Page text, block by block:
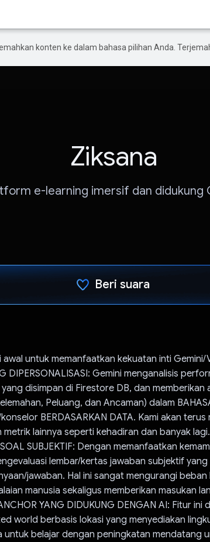
konten ke dalam bahasa pilihan Anda.
Ziksana
e-learning imersif dan didukung
Beri suara
untuk memanfaatkan kekuatan inti Gemini/
DIPERSONALISASI: Gemini menganalisis
disimpan di Firestore DB, dan memberikan
Peluang, dan Ancaman) dalam
BERDASARKAN DATA. Kami akan
lainnya seperti kehadiran dan banyak lagi.
SOAL SUBJEKTIF: Dengan memanfaatkan
lembar/kertas jawaban subjektif
jawaban. Hal ini sangat mengurangi
manusia sekaligus memberikan masukan
YANG DIDUKUNG DENGAN AI: Fitur ini
world berbasis lokasi yang menyediakan
untuk belajar dengan peningkatan mendatang